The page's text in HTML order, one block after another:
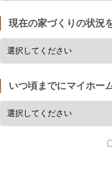
現在の家づくりの状況
いつ頃までにマイホー